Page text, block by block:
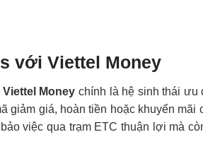
với Viettel Money
Money chính là hệ sinh thái ưu
giảm giá, hoàn tiền hoặc khuyến mãi
việc qua trạm ETC thuận lợi mà